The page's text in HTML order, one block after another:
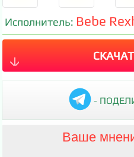
Исполнитель: Bebe
-